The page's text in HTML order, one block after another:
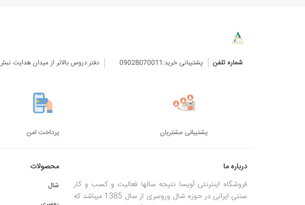
شماره تلفن پشتیبانی خرید:09028070011 دفتر:دروس بالاتر از میدان هدایت
پشتیبانی مشتریان پرداخت امن
درباره ما
فروشگاه اینترنتی آویسا نتیجه سالها فعالیت و کسب و کار
سنتی ایرانی در حوزه شال وروسری از سال 1385 میباشد که
محصولات
شال